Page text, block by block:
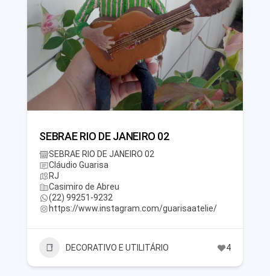
SEBRAE RIO DE JANEIRO 02
SEBRAE RIO DE JANEIRO 02
Cláudio Guarisa
RJ
Casimiro de Abreu
(22) 99251-9232
https://www.instagram.com/guarisaatelie/
DECORATIVO E UTILITÁRIO 4